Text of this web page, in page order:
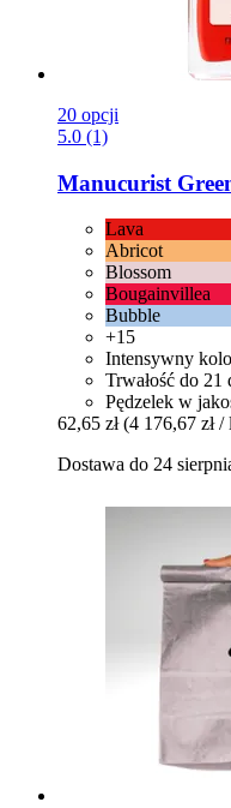
20 opcji
5.0 (1)
Manucurist
Lava
Abricot
Blossom
Bougainvillea
Bubble
+15
Intensywny
Trwałość do 21
Pędzelek w
62,65 zł (4 176,67 zł /
Dostawa do 24